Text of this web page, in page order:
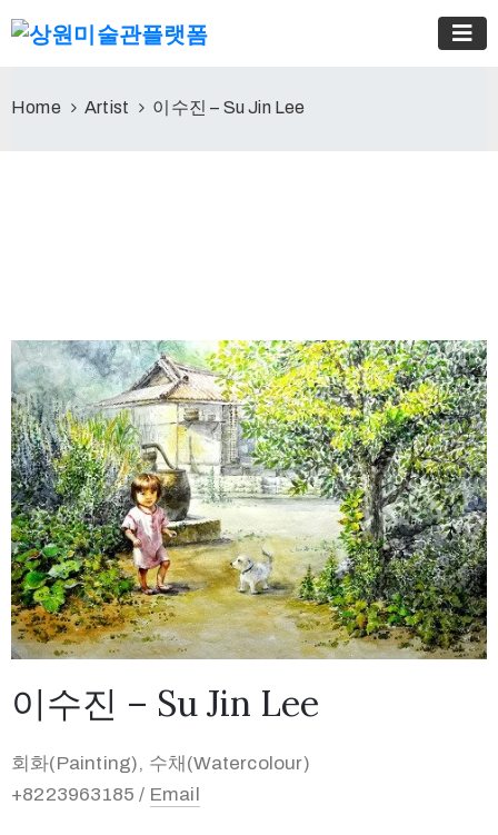
Home Artist 이수진 – Su Jin Lee
이수진 – Su Jin Lee
회화(Painting), 수채(Watercolour)
+8223963185 / Email